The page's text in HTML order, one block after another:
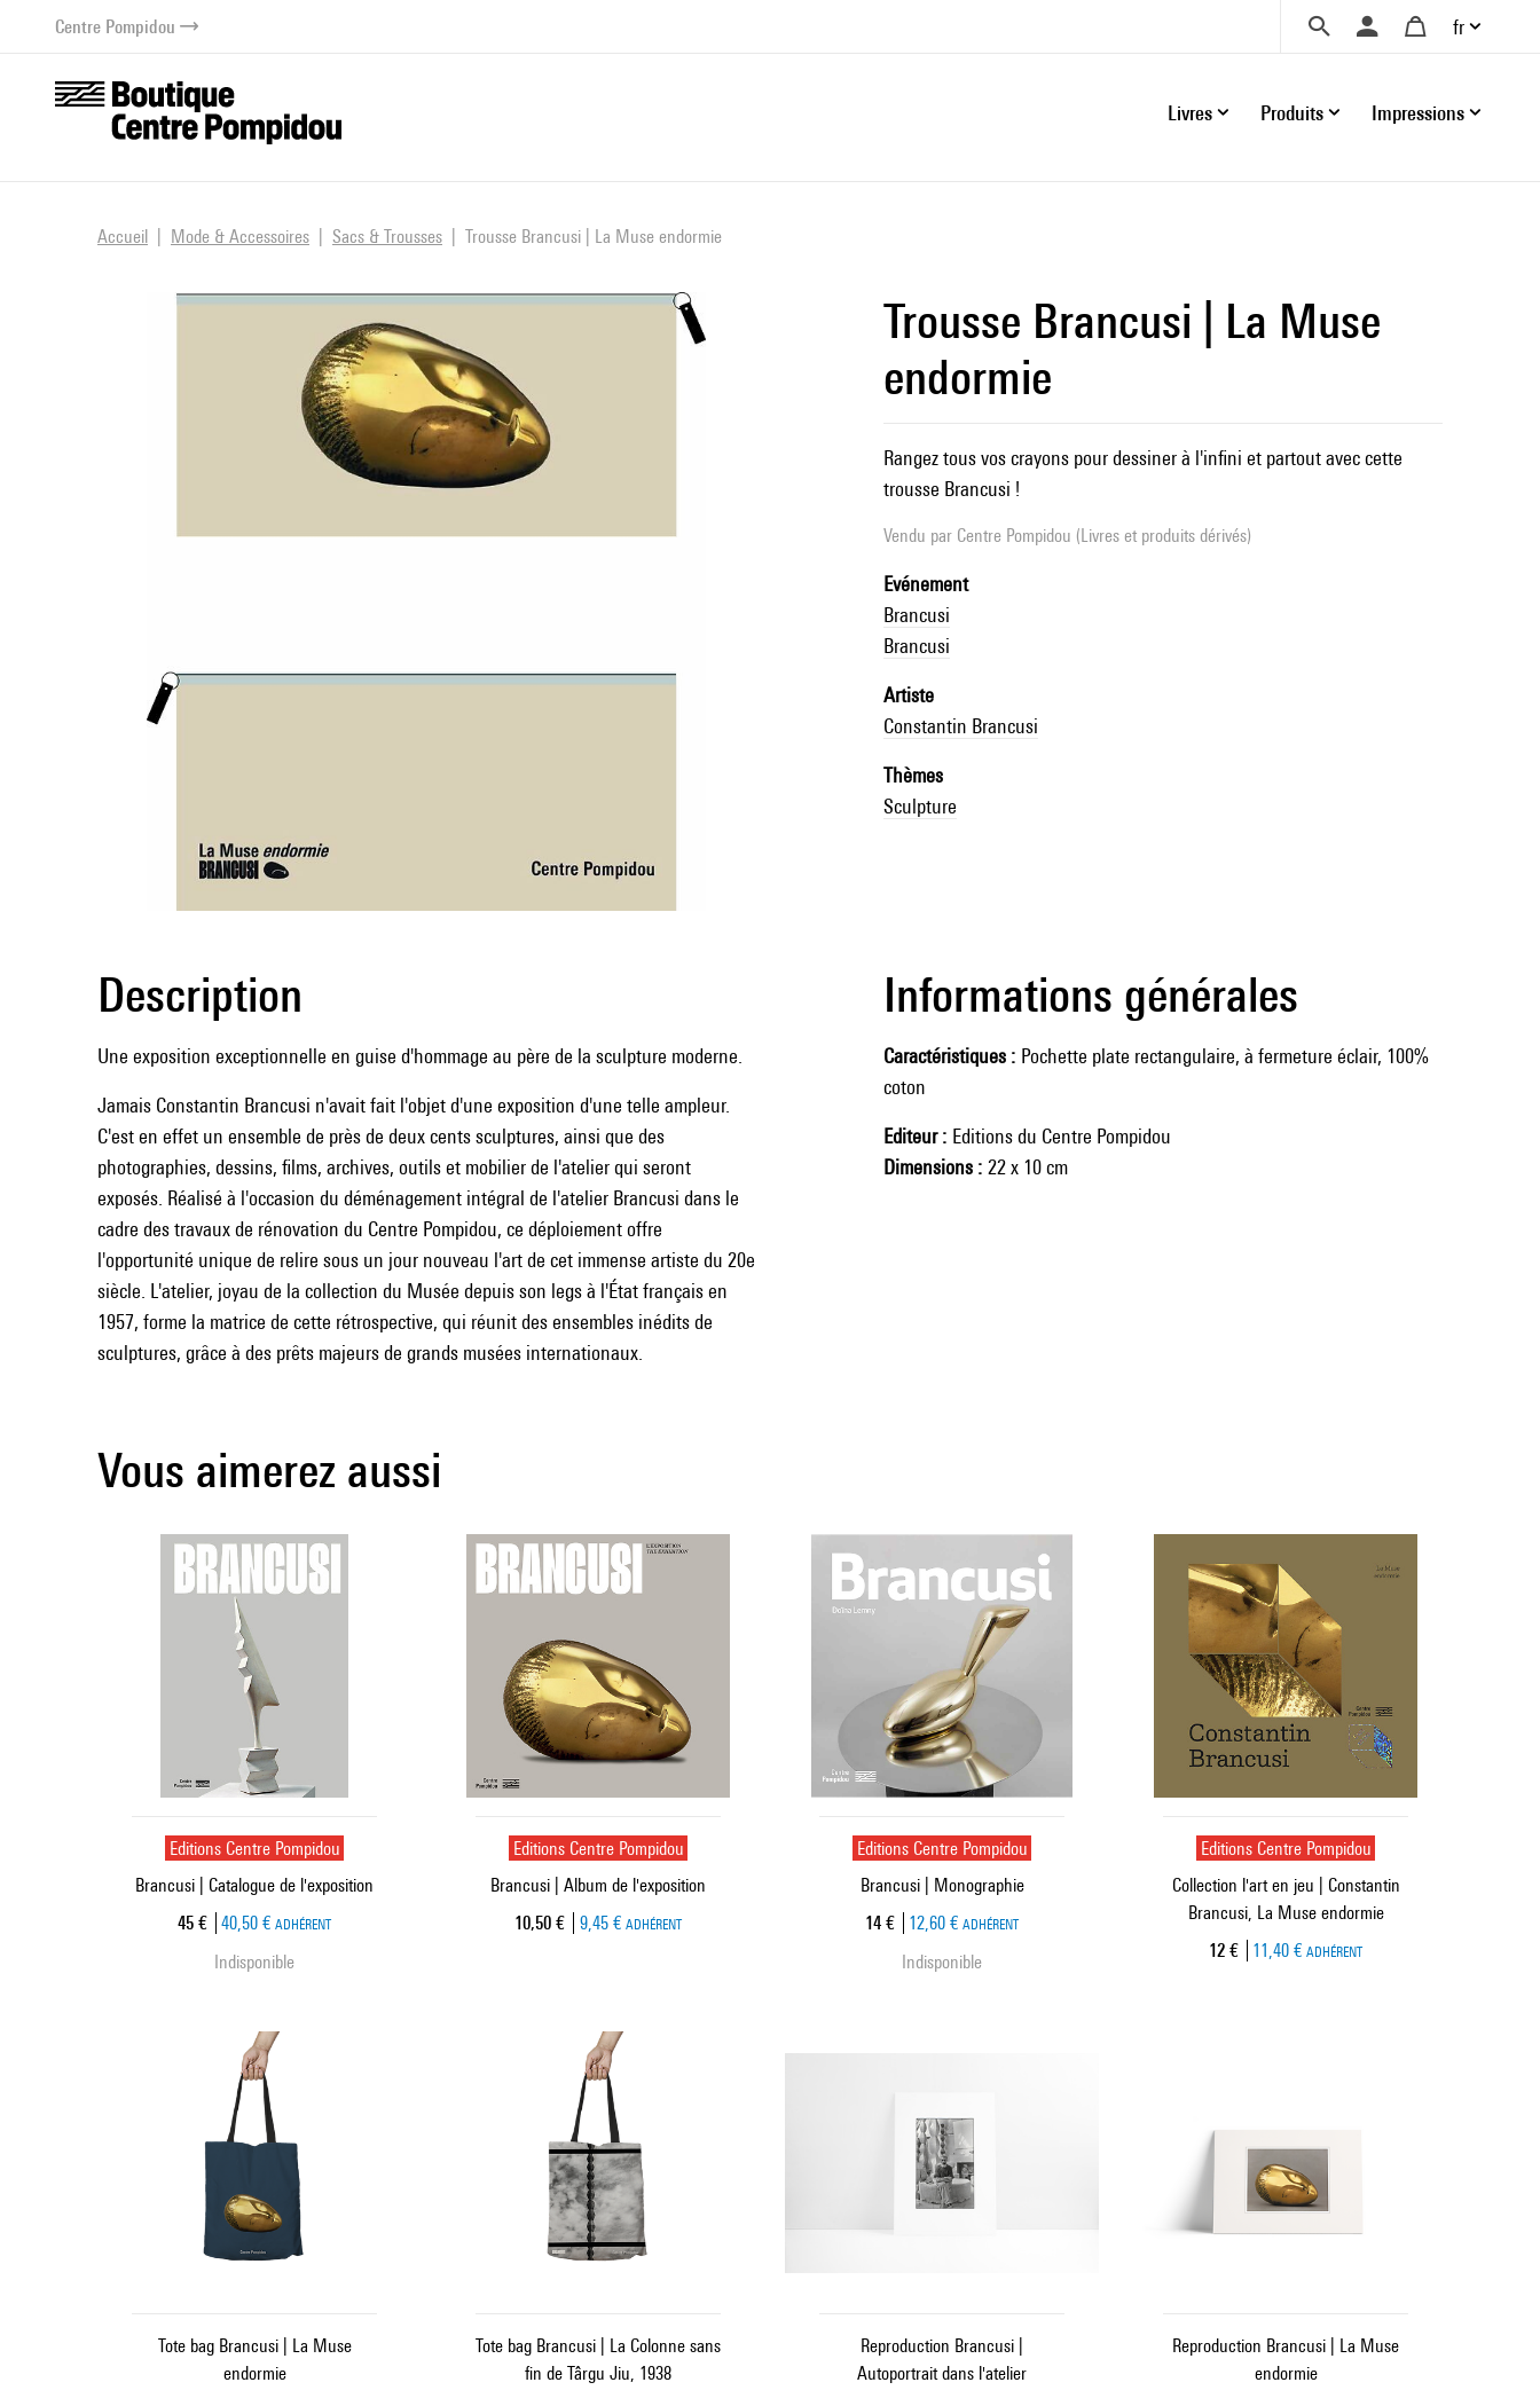
contenuCentre Pompidou fr
Livres Produits Impressions
Accueil Mode & Accessoires Sacs & Trousses Trousse Brancusi | La Muse endormie
Trousse Brancusi | La Muse
endormie
Rangez tous vos crayons pour dessiner à l'infini et partout avec cette
trousse Brancusi !
Vendu par Centre Pompidou (Livres et produits dérivés)
Evénement
Brancusi
Brancusi
Artiste
Constantin Brancusi
Thèmes
Sculpture
Description
Une exposition exceptionnelle en guise d'hommage au père de la sculpture moderne.
Jamais Constantin Brancusi n'avait fait l'objet d'une exposition d'une telle ampleur.
C'est en effet un ensemble de près de deux cents sculptures, ainsi que des
photographies, dessins, films, archives, outils et mobilier de l'atelier qui seront
exposés. Réalisé à l'occasion du déménagement intégral de l'atelier Brancusi dans le
cadre des travaux de rénovation du Centre Pompidou, ce déploiement offre
l'opportunité unique de relire sous un jour nouveau l'art de cet immense artiste du 20e
siècle. L'atelier, joyau de la collection du Musée depuis son legs à l'État français en
1957, forme la matrice de cette rétrospective, qui réunit des ensembles inédits de
sculptures, grâce à des prêts majeurs de grands musées internationaux.
Informations générales
Caractéristiques
Pochette plate rectangulaire, à fermeture éclair, 100%
coton
Editeur
Editions du Centre Pompidou
Dimensions
22 x 10 cm
Vous aimerez aussi
Editions Centre Pompidou
Brancusi | Catalogue de l'exposition
Prix ​​actuel
45 € 40,50 € ADHÉRENT
Indisponible
Editions Centre Pompidou
Brancusi | Album de l'exposition
Prix ​​actuel
10,50 € 9,45 € ADHÉRENT
Editions Centre Pompidou
Brancusi | Monographie
Prix ​​actuel
14 € 12,60 € ADHÉRENT
Indisponible
Editions Centre Pompidou
Collection l'art en jeu | Constantin
Brancusi, La Muse endormie
Prix ​​actuel
12 € 11,40 € ADHÉRENT
Tote bag Brancusi | La Muse
endormie
Tote bag Brancusi | La Colonne sans
fin de Târgu Jiu, 1938
Reproduction Brancusi |
Autoportrait dans l'atelier
Reproduction Brancusi | La Muse
endormie